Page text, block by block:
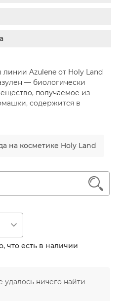
Azulene от Holy Land
— биологически
получаемое из
содержится в
концентрации и
антисептик, успокаивает,
расширение
в программах ухода за
склонной к
раздражение
реакции
регенерации эпидермиса
мелких сосудов
на косметике Holy Land
1
что есть в наличии
ничего найти